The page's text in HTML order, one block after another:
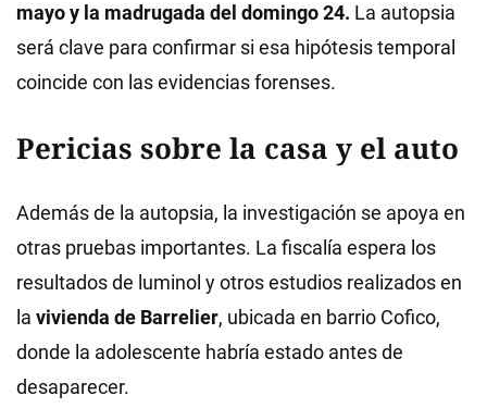
mayo y la madrugada del domingo 24. La autopsia
será clave para confirmar si esa hipótesis temporal
coincide con las evidencias forenses.
Pericias sobre la casa y el auto
Además de la autopsia, la investigación se apoya en
otras pruebas importantes. La fiscalía espera los
resultados de luminol y otros estudios realizados en
la vivienda de Barrelier, ubicada en barrio Cofico,
donde la adolescente habría estado antes de
desaparecer.